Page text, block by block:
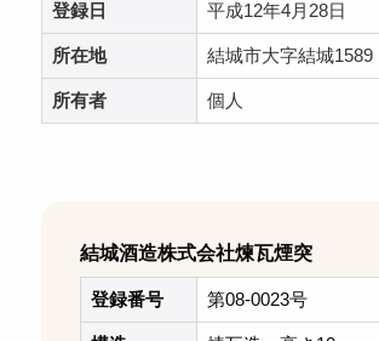
登録日 平成12年4月28日
所在地 結城市大字結城1589
所有者 個人
結城酒造株式会社煉瓦煙突
登録番号 第08-0023号